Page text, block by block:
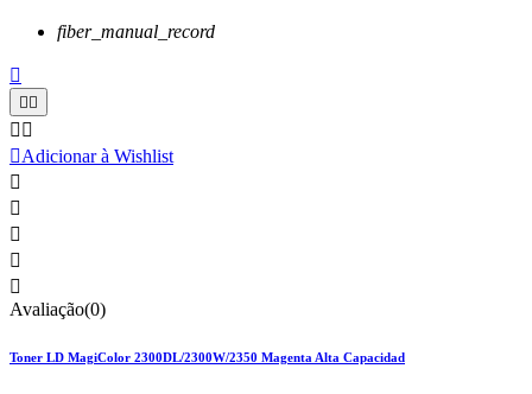
fiber_manual_record

 
 
Adicionar à Wishlist





Avaliação(0)
Toner LD MagiColor 2300DL/2300W/2350 Magenta Alta Capacidad